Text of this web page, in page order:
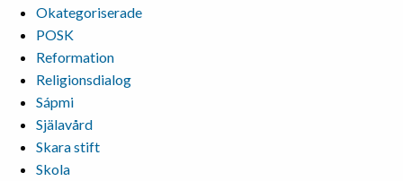
Okategoriserade
POSK
Reformation
Religionsdialog
Sápmi
Själavård
Skara stift
Skola